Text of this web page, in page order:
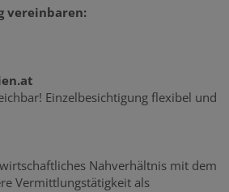
vereinbaren:
Einzelbesichtigung flexibel und
Nahverhältnis mit dem
Vermittlungstätigkeit als